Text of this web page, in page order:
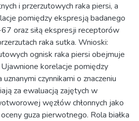
i przerzutowych raka piersi, a
pomiędzy ekspresją badanego
67 oraz siłą ekspresji receptorów
raka sutka. Wnioski:
ognisk raka piersi obejmuje
korelacje pomiędzy
czynnikami o znaczeniu
za ewaluacją zajętych w
węzłów chłonnych jako
guza pierwotnego. Rola białka